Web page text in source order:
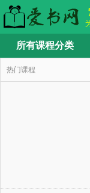
所有课程分类
热门课程